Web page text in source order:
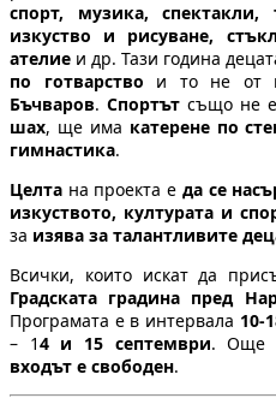
спорт, музика,
изкуство и рисуване,
ателие и др. Тази година
по готварство и то не от
Бъчваров. Спортът също не
шах, ще има катерене по
гимнастика.
Целта на проекта е да се
изкуството, културата и
за изява за талантливите
Всички, които искат да
Градската градина пред
Програмата е в интервала 10-
– 14 и 15 септември. Още
входът е свободен.